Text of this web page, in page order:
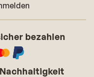
bezahlen
Nachhaltigkeit